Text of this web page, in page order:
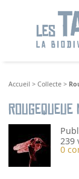
Accueil >Collecte >
239
0